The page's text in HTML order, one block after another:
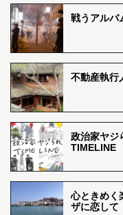
戦うアルバ
不動産執行
政治家ヤジ
TIMELINE
心ときめく
ザに恋して